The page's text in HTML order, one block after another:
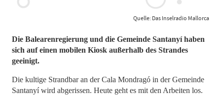
Quelle: Das Inselradio Mallorca
Die Balearenregierung und die Gemeinde Santanyí haben
sich auf einen mobilen Kiosk außerhalb des Strandes
geeinigt.
Die kultige Strandbar an der Cala Mondragó in der Gemeinde
Santanyí wird abgerissen. Heute geht es mit den Arbeiten los.